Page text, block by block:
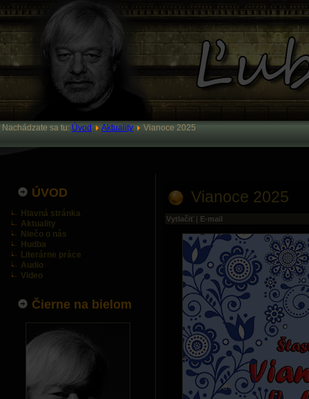
Nachádzate sa tu: Úvod Aktuality Vianoce 2025
ÚVOD
Hlavná stránka
Aktuality
Niečo o nás
Hudba
Literárne práce
Audio
Video
Čierne na bielom
Vianoce 2025
Vytlačiť | E-mail